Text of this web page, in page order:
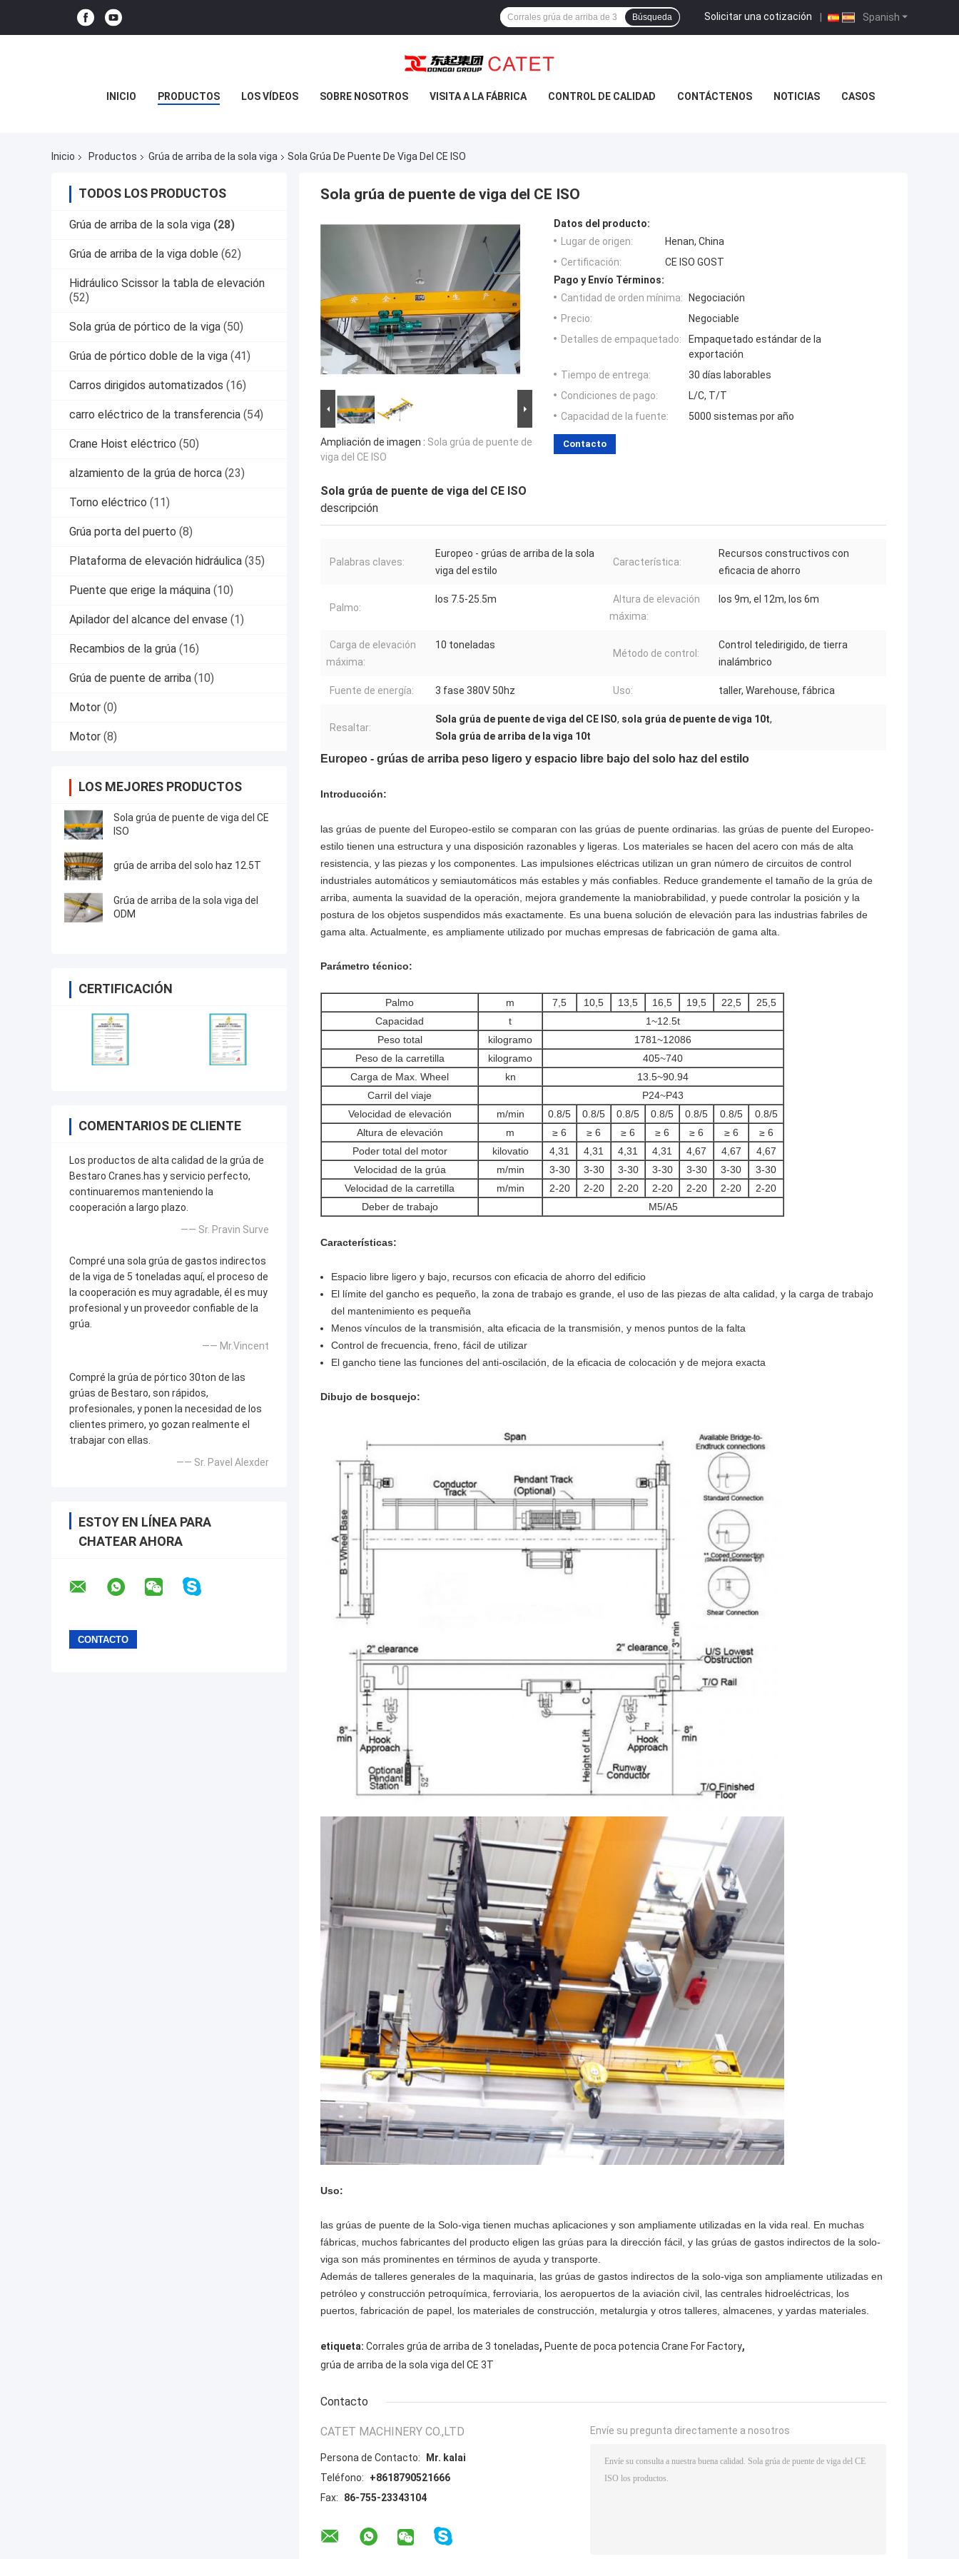
Spanish
Solicitar una cotización |
Búsqueda
INICIO PRODUCTOS LOS VÍDEOS SOBRE NOSOTROS VISITA A LA FÁBRICA CONTROL DE CALIDAD CONTÁCTENOS NOTICIAS CASOS
Inicio Productos Grúa de arriba de la sola viga Sola Grúa De Puente De Viga Del CE ISO
TODOS LOS PRODUCTOS
Grúa de arriba de la sola viga (28)
Grúa de arriba de la viga doble (62)
Hidráulico Scissor la tabla de elevación
(52)
Sola grúa de pórtico de la viga (50)
Grúa de pórtico doble de la viga (41)
Carros dirigidos automatizados (16)
carro eléctrico de la transferencia (54)
Crane Hoist eléctrico (50)
alzamiento de la grúa de horca (23)
Torno eléctrico (11)
Grúa porta del puerto (8)
Plataforma de elevación hidráulica (35)
Puente que erige la máquina (10)
Apilador del alcance del envase (1)
Recambios de la grúa (16)
Grúa de puente de arriba (10)
Motor (0)
Motor (8)
LOS MEJORES PRODUCTOS
Sola grúa de puente de viga del CE
ISO
grúa de arriba del solo haz 12.5T
Grúa de arriba de la sola viga del
ODM
CERTIFICACIÓN
COMENTARIOS DE CLIENTE
Los productos de alta calidad de la grúa de
Bestaro Cranes.has y servicio perfecto,
continuaremos manteniendo la
cooperación a largo plazo.
—— Sr. Pravin Surve
Compré una sola grúa de gastos indirectos
de la viga de 5 toneladas aquí, el proceso de
la cooperación es muy agradable, él es muy
profesional y un proveedor confiable de la
grúa.
—— Mr.Vincent
Compré la grúa de pórtico 30ton de las
grúas de Bestaro, son rápidos,
profesionales, y ponen la necesidad de los
clientes primero, yo gozan realmente el
trabajar con ellas.
—— Sr. Pavel Alexder
ESTOY EN LÍNEA PARA
CHATEAR AHORA
Sola grúa de puente de viga del CE ISO
Ampliación de imagen : Sola grúa de puente de
viga del CE ISO
Datos del producto:
Lugar de origen:
Henan, China
Certificación:
CE ISO GOST
Pago y Envío Términos:
Cantidad de orden mínima:
Negociación
Precio:
Negociable
Detalles de empaquetado:
Empaquetado estándar de la
exportación
Tiempo de entrega:
30 días laborables
Condiciones de pago:
L/C, T/T
Capacidad de la fuente:
5000 sistemas por año
Contacto
Sola grúa de puente de viga del CE ISO
descripción
Palabras claves:
Europeo - grúas de arriba de la sola
viga del estilo
Característica:
Recursos constructivos con
eficacia de ahorro
Palmo:
los 7.5-25.5m
Altura de elevación
máxima:
los 9m, el 12m, los 6m
Carga de elevación
máxima:
10 toneladas
Método de control:
Control teledirigido, de tierra
inalámbrico
Fuente de energía: 3 fase 380V 50hz Uso: taller, Warehouse, fábrica
Resaltar:
Sola grúa de puente de viga del CE ISO, sola grúa de puente de viga 10t,
Sola grúa de arriba de la viga 10t
Europeo - grúas de arriba peso ligero y espacio libre bajo del solo haz del estilo
Introducción:
las grúas de puente del Europeo-estilo se comparan con las grúas de puente ordinarias. las grúas de puente del Europeo-
estilo tienen una estructura y una disposición razonables y ligeras. Los materiales se hacen del acero con más de alta
resistencia, y las piezas y los componentes. Las impulsiones eléctricas utilizan un gran número de circuitos de control
industriales automáticos y semiautomáticos más estables y más confiables. Reduce grandemente el tamaño de la grúa de
arriba, aumenta la suavidad de la operación, mejora grandemente la maniobrabilidad, y puede controlar la posición y la
postura de los objetos suspendidos más exactamente. Es una buena solución de elevación para las industrias fabriles de
gama alta. Actualmente, es ampliamente utilizado por muchas empresas de fabricación de gama alta.
Parámetro técnico:
Palmo m 7,5 10,5 13,5 16,5 19,5 22,5
25,5
Capacidad
t
1~12.5t
Peso total
kilogramo
1781~12086
Peso de la carretilla
kilogramo
405~740
Carga de Max. Wheel
kn
13.5~90.94
Carril del viaje
P24~P43
Velocidad de elevación
m/min 0.8/5 0.8/5 0.8/5 0.8/5 0.8/5 0.8/5
0.8/5
Altura de elevación
m ≥ 6 ≥ 6 ≥ 6 ≥ 6 ≥ 6 ≥ 6
≥ 6
Poder total del motor
kilovatio 4,31 4,31 4,31 4,31 4,67 4,67
4,67
Velocidad de la grúa
m/min 3-30 3-30 3-30 3-30 3-30 3-30
3-30
Velocidad de la carretilla
m/min 2-20 2-20 2-20 2-20 2-20 2-20
2-20
Deber de trabajo
M5/A5
Características:
Espacio libre ligero y bajo, recursos con eficacia de ahorro del edificio
El límite del gancho es pequeño, la zona de trabajo es grande, el uso de las piezas de alta calidad, y la carga de trabajo
del mantenimiento es pequeña
Menos vínculos de la transmisión, alta eficacia de la transmisión, y menos puntos de la falta
Control de frecuencia, freno, fácil de utilizar
El gancho tiene las funciones del anti-oscilación, de la eficacia de colocación y de mejora exacta
Dibujo de bosquejo:
Uso:
las grúas de puente de la Solo-viga tienen muchas aplicaciones y son ampliamente utilizadas en la vida real. En muchas
fábricas, muchos fabricantes del producto eligen las grúas para la dirección fácil, y las grúas de gastos indirectos de la solo-
viga son más prominentes en términos de ayuda y transporte.
Además de talleres generales de la maquinaria, las grúas de gastos indirectos de la solo-viga son ampliamente utilizadas en
petróleo y construcción petroquímica, ferroviaria, los aeropuertos de la aviación civil, las centrales hidroeléctricas, los
puertos, fabricación de papel, los materiales de construcción, metalurgia y otros talleres, almacenes, y yardas materiales.
etiqueta: Corrales grúa de arriba de 3 toneladas, Puente de poca potencia Crane For Factory,
grúa de arriba de la sola viga del CE 3T
Contacto
CATET MACHINERY CO.,LTD
Persona de Contacto:
Mr. kalai
Teléfono:
+8618790521666
Fax:
86-755-23343104
Envíe su pregunta directamente a nosotros